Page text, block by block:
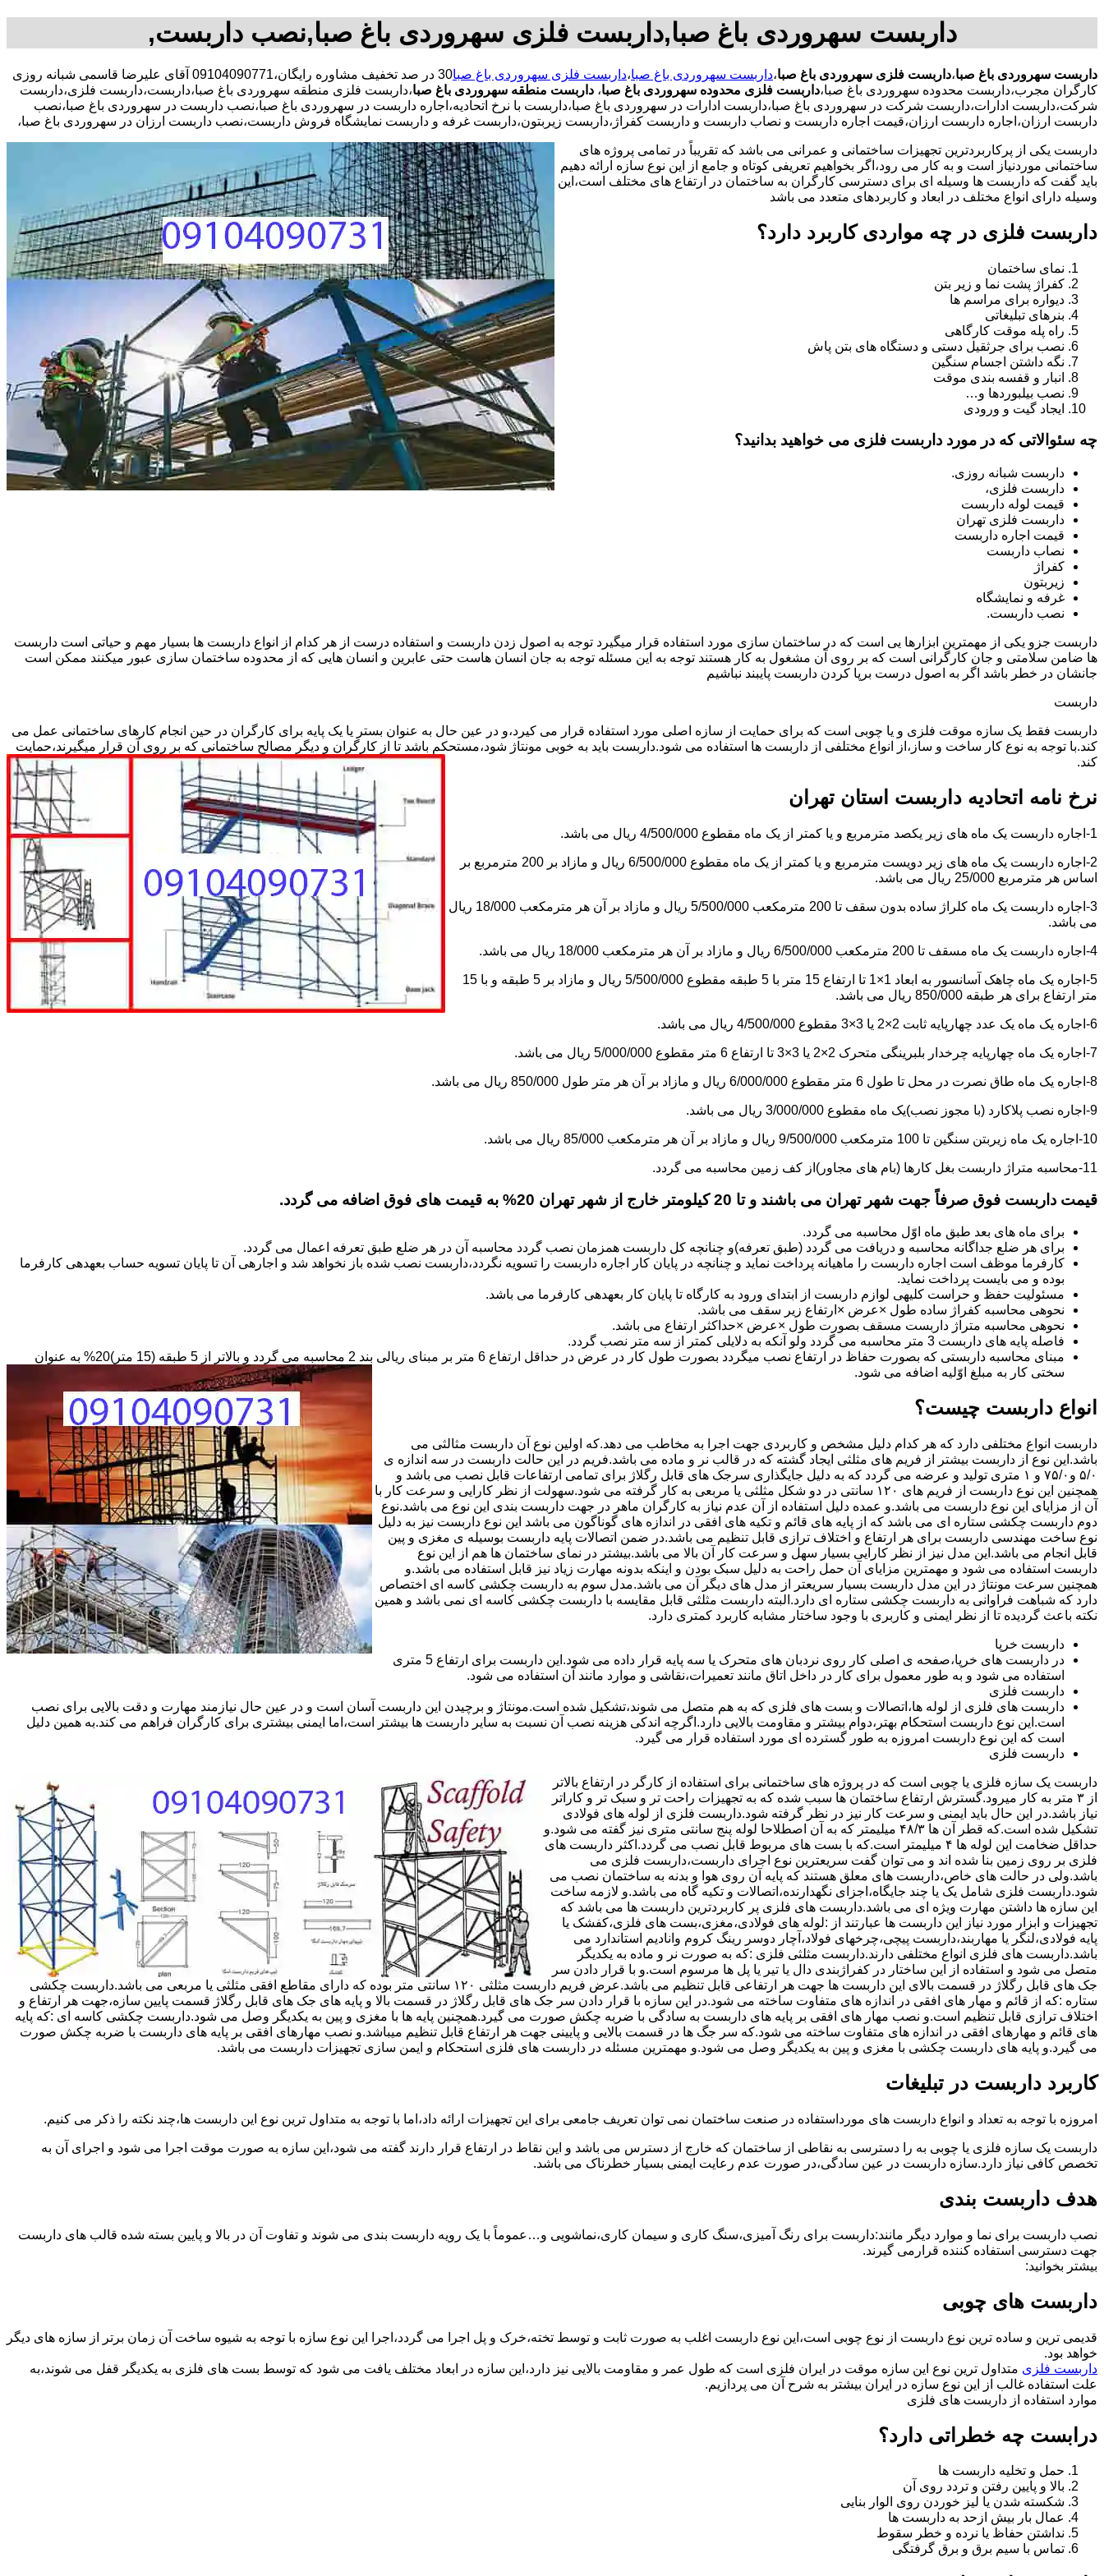
داربست سهروردی باغ صبا,داربست فلزی سهروردی باغ صبا,نصب داربست,
داربست سهروردی باغ صبا،داربست فلزی سهروردی باغ صبا،داربست سهروردی باغ صبا،داربست فلزی سهروردی باغ صبا
30 در صد تخفیف مشاوره رایگان،09104090771 آقای علیرضا قاسمی شبانه روزی
کارگران مجرب،داربست محدوده سهروردی باغ صبا،داربست فلزی محدوده سهروردی باغ صبا، داربست منطقه سهروردی باغ صبا،داربست فلزی منطقه سهروردی باغ صبا،داربست،داربست فلزی،داربست
شرکت،داربست ادارات،داربست شرکت در سهروردی باغ صبا،داربست ادارات در سهروردی باغ صبا،داربست با نرخ اتحادیه،اجاره داربست در سهروردی باغ صبا،نصب داربست در سهروردی باغ صبا،نصب
داربست ارزان،اجاره داربست ارزان،قیمت اجاره داربست و نصاب داربست و داربست کفراژ،داربست زیربتون،داربست غرفه و داربست نمایشگاه فروش داربست،نصب داربست ارزان در سهروردی باغ صبا،
داربست یکی از پرکاربردترین تجهیزات ساختمانی و عمرانی می باشد که تقریباً در تمامی پروژه های
ساختمانی موردنیاز است و به کار می رود،اگر بخواهیم تعریفی کوتاه و جامع از این نوع سازه ارائه دهیم
باید گفت که داربست ها وسیله ای برای دسترسی کارگران به ساختمان در ارتفاع های مختلف است،این
وسیله دارای انواع مختلف در ابعاد و کاربردهای متعدد می باشد
داربست فلزی در چه مواردی کاربرد دارد؟
نمای ساختمان
کفراژ پشت نما و زیر بتن
دیواره برای مراسم ها
بنرهای تبلیغاتی
راه پله موقت کارگاهی
نصب برای جرثقیل دستی و دستگاه های بتن پاش
نگه داشتن اجسام سنگین
انبار و قفسه بندی موقت
نصب بیلبوردها و…
ایجاد گیت و ورودی
چه سئوالاتی که در مورد داربست فلزی می خواهید بدانید؟
داربست شبانه روزی.
داربست فلزی،
قیمت لوله داربست
داربست فلزی تهران
قیمت اجاره داربست
نصاب داربست
کفراژ
زیربتون
غرفه و نمایشگاه
نصب داربست.
داربست جزو یکی از مهمترین ابزارها یی است که در ساختمان سازی مورد استفاده قرار میگیرد توجه به اصول زدن داربست و استفاده درست از هر کدام از انواع داربست ها بسیار مهم و حیاتی است داربست
ها ضامن سلامتی و جان کارگرانی است که بر روی آن مشغول به کار هستند توجه به این مسئله توجه به جان انسان هاست حتی عابرین و انسان هایی که از محدوده ساختمان سازی عبور میکنند ممکن است
جانشان در خطر باشد اگر به اصول درست برپا کردن داربست پایبند نباشیم
داربست
داربست فقط یک سازه موقت فلزی و یا چوبی است که برای حمایت از سازه اصلی مورد استفاده قرار می کیرد،و در عین حال به عنوان بستر یا یک پایه برای کارگران در حین انجام کارهای ساختمانی عمل می
کند.با توجه به نوع کار ساخت و ساز،از انواع مختلفی از داربست ها استفاده می شود.داربست باید به خوبی مونتاژ شود،مستحکم باشد تا از کارگران و دیگر مصالح ساختمانی که بر روی آن قرار میگیرند،حمایت
کند.
نرخ نامه اتحادیه داربست استان تهران
1-اجاره داربست یک ماه های زیر یکصد مترمربع و یا کمتر از یک ماه مقطوع 4/500/000 ریال می باشد.
2-اجاره داربست یک ماه های زیر دویست مترمربع و یا کمتر از یک ماه مقطوع 6/500/000 ریال و مازاد بر 200 مترمربع بر
اساس هر مترمربع 25/000 ریال می باشد.
3-اجاره داربست یک ماه کلراژ ساده بدون سقف تا 200 مترمکعب 5/500/000 ریال و مازاد بر آن هر مترمکعب 18/000 ریال
می باشد.
4-اجاره داربست یک ماه مسقف تا 200 مترمکعب 6/500/000 ریال و مازاد بر آن هر مترمکعب 18/000 ریال می باشد.
5-اجاره یک ماه چاهک آسانسور به ابعاد 1×1 تا ارتفاع 15 متر با 5 طبقه مقطوع 5/500/000 ریال و مازاد بر 5 طبقه و با 15
متر ارتفاع برای هر طبقه 850/000 ریال می باشد.
6-اجاره یک ماه یک عدد چهارپایه ثابت 2×2 یا 3×3 مقطوع 4/500/000 ریال می باشد.
7-اجاره یک ماه چهارپایه چرخدار بلبرینگی متحرک 2×2 یا 3×3 تا ارتفاع 6 متر مقطوع 5/000/000 ریال می باشد.
8-اجاره یک ماه طاق نصرت در محل تا طول 6 متر مقطوع 6/000/000 ریال و مازاد بر آن هر متر طول 850/000 ریال می باشد.
9-اجاره نصب پلاکارد (با مجوز نصب)یک ماه مقطوع 3/000/000 ریال می باشد.
10-اجاره یک ماه زیربتن سنگین تا 100 مترمکعب 9/500/000 ریال و مازاد بر آن هر مترمکعب 85/000 ریال می باشد.
11-محاسبه متراژ داربست بغل کارها (بام های مجاور)از کف زمین محاسبه می گردد.
قیمت داربست فوق صرفاً جهت شهر تهران می باشند و تا 20 کیلومتر خارج از شهر تهران 20% به قیمت های فوق اضافه می گردد.
برای ماه های بعد طبق ماه اوّل محاسبه می گردد.
برای هر ضلع جداگانه محاسبه و دریافت می گردد (طبق تعرفه)و چنانچه کل داربست همزمان نصب گردد محاسبه آن در هر ضلع طبق تعرفه اعمال می گردد.
کارفرما موظف است اجاره داربست را ماهیانه پرداخت نماید و چنانچه در پایان کار اجاره داربست را تسویه نگردد،داربست نصب شده باز نخواهد شد و اجاره­ی آن تا پایان تسویه حساب بعهده­ی کارفرما
بوده و می بایست پرداخت نماید.
مسئولیت حفظ و حراست کلیه­ی لوازم داربست از ابتدای ورود به کارگاه تا پایان کار بعهده­ی کارفرما می باشد.
نحوه­ی محاسبه کفراژ ساده طول ×عرض ×ارتفاع زیر سقف می باشد.
نحوه­ی محاسبه متراژ داربست مسقف بصورت طول ×عرض ×حداکثر ارتفاع می باشد.
فاصله پایه های داربست 3 متر محاسبه می گردد ولو آنکه به دلایلی کمتر از سه متر نصب گردد.
مبنای محاسبه داربستی که بصورت حفاظ در ارتفاع نصب می­گردد بصورت طول کار در عرض در حداقل ارتفاع 6 متر بر مبنای ریالی بند 2 محاسبه می گردد و بالاتر از 5 طبقه (15 متر)20% به عنوان
سختی کار به مبلغ اوّلیه اضافه می شود.
انواع داربست چیست؟
داربست انواع مختلفی دارد که هر کدام دلیل مشخص و کاربردی جهت اجرا به مخاطب می دهد.که اولین نوع آن داربست مثالثی می
باشد.این نوع از داربست بیشتر از فریم های مثلثی ایجاد گشته که در قالب نر و ماده می باشد.فریم در این حالت داربست در سه اندازه ی
۵/۰ و۷۵/۰ و ۱ متری تولید و عرضه می گردد که به دلیل جایگذاری سرجک های قابل رگلاژ برای تمامی ارتفاعات قابل نصب می باشد و
همچنین این نوع داربست از فریم های ۱۲۰ سانتی در دو شکل مثلثی یا مربعی به کار گرفته می شود.سهولت از نظر کارایی و سرعت کار با
آن از مزایای این نوع داربست می باشد.و عمده دلیل استفاده از آن عدم نیاز به کارگران ماهر در جهت داربست بندی این نوع می باشد.نوع
دوم داربست چکشی ستاره ای می باشد که از پایه های قائم و تکیه های افقی در اندازه های گوناگون می باشد این نوع داربست نیز به دلیل
نوع ساخت مهندسی داربست برای هر ارتفاع و اختلاف ترازی قابل تنظیم می باشد.در ضمن اتصالات پایه داربست بوسیله ی مغزی و پین
قابل انجام می باشد.این مدل نیز از نظر کارایی بسیار سهل و سرعت کار آن بالا می باشد.بیشتر در نمای ساختمان ها هم از این نوع
داربست استفاده می شود و مهمترین مزایای آن حمل راحت به دلیل سبک بودن و اینکه بدونه مهارت زیاد نیز قابل استفاده می باشد.و
همچنین سرعت مونتاژ در این مدل داربست بسیار سریعتر از مدل های دیگر آن می باشد.مدل سوم به داربست چکشی کاسه ای اختصاص
دارد که شباهت فراوانی به داربست چکشی ستاره ای دارد.البته داربست مثلثی قابل مقایسه با داربست چکشی کاسه ای نمی باشد و همین
نکته باعث گردیده تا از نظر ایمنی و کاربری با وجود ساختار مشابه کاربرد کمتری دارد.
داربست خرپا
در داربست های خرپا،صفحه ی اصلی کار روی نردبان های متحرک یا سه پایه قرار داده می شود.این داربست برای ارتفاع 5 متری
استفاده می شود و به طور معمول برای کار در داخل اتاق مانند تعمیرات،نقاشی و موارد مانند آن استفاده می شود.
داربست فلزی
داربست های فلزی از لوله ها،اتصالات و بست های فلزی که به هم متصل می شوند،تشکیل شده است.مونتاژ و برچیدن این داربست آسان است و در عین حال نیازمند مهارت و دقت بالایی برای نصب
است.این نوع داربست استحکام بهتر،دوام بیشتر و مقاومت بالایی دارد.اگرچه اندکی هزینه نصب آن نسبت به سایر داربست ها بیشتر است،اما ایمنی بیشتری برای کارگران فراهم می کند.به همین دلیل
است که این نوع داربست امروزه به طور گسترده ای مورد استفاده قرار می گیرد.
داربست فلزی
داربست یک سازه فلزی یا چوبی است که در پروژه های ساختمانی برای استفاده از کارگر در ارتفاع بالاتر
از ۳ متر به کار میرود.گسترش ارتفاع ساختمان ها سبب شده که به تجهیزات راحت تر و سبک تر و کاراتر
نیاز باشد.در این حال باید ایمنی و سرعت کار نیز در نظر گرفته شود.داربست فلزی از لوله های فولادی
تشکیل شده است.که قطر آن ها ۴۸/۳ میلیمتر که به آن اصطلاحا لوله پنج سانتی متری نیز گفته می شود.و
حداقل ضخامت این لوله ها ۴ میلیمتر است.که با بست های مربوط قابل نصب می گردد.اکثر داربست های
فلزی بر روی زمین بنا شده اند و می توان گفت سریعترین نوع اجرای داربست،داربست فلزی می
باشد.ولی در حالت های خاص،داربست های معلق هستند که پایه آن روی هوا و بدنه به ساختمان نصب می
شود.داربست فلزی شامل یک یا چند جایگاه،اجزای نگهدارنده،اتصالات و تکیه گاه می باشد.و لازمه ساخت
این سازه ها داشتن مهارت ویژه ای می باشد.داربست های فلزی پر کاربردترین داربست ها می باشد که
تجهیزات و ابزار مورد نیاز این داربست ها عبارتند از :لوله های فولادی،مغزی،بست های فلزی،کفشک یا
پایه فولادی،لنگر یا مهاربند،داربست پیچی،چرخهای فولاد،آچار دوسر رینگ کروم وانادیم استاندارد می
باشد.داربست های فلزی انواع مختلفی دارند.داربست مثلثی فلزی :که به صورت نر و ماده به یکدیگر
متصل می شود و استفاده از این ساختار در کفراژبندی دال یا تیر یا پل ها مرسوم است.و با قرار دادن سر
جک های قابل رگلاژ در قسمت بالای این داربست ها جهت هر ارتفاعی قابل تنظیم می باشد.عرض فریم داربست مثلثی ۱۲۰ سانتی متر بوده که دارای مقاطع افقی مثلثی یا مربعی می باشد.داربست چکشی
ستاره :که از قائم و مهار های افقی در اندازه های متفاوت ساخته می شود.در این سازه با قرار دادن سر جک های قابل رگلاژ در قسمت بالا و پایه های جک های قابل رگلاژ قسمت پایین سازه،جهت هر ارتفاع و
اختلاف ترازی قابل تنظیم است.و نصب مهار های افقی بر پایه های داربست به سادگی با ضربه چکش صورت می گیرد.همچنین پایه ها با مغزی و پین به یکدیگر وصل می شود.داربست چکشی کاسه ای :که پایه
های قائم و مهارهای افقی در اندازه های متفاوت ساخته می شود.که سر جگ ها در قسمت بالایی و پایینی جهت هر ارتفاع قابل تنظیم میباشد.و نصب مهارهای افقی بر پایه های داربست با ضربه چکش صورت
می گیرد.و پایه های داربست چکشی با مغزی و پین به یکدیگر وصل می شود.و مهمترین مسئله در داربست های فلزی استحکام و ایمن سازی تجهیزات داربست می باشد.
کاربرد داربست در تبلیغات
امروزه با توجه به تعداد و انواع داربست های مورداستفاده در صنعت ساختمان نمی توان تعریف جامعی برای این تجهیزات ارائه داد،اما با توجه به متداول ترین نوع این داربست ها،چند نکته را ذکر می کنیم.
داربست یک سازه فلزی یا چوبی به را دسترسی به نقاطی از ساختمان که خارج از دسترس می باشد و این نقاط در ارتفاع قرار دارند گفته می شود،این سازه به صورت موقت اجرا می شود و اجرای آن به
تخصص کافی نیاز دارد.سازه داربست در عین سادگی،در صورت عدم رعایت ایمنی بسیار خطرناک می باشد.
هدف داربست بندی
نصب داربست برای نما و موارد دیگر مانند:داربست برای رنگ آمیزی،سنگ کاری و سیمان کاری،نماشویی و…عموماً با یک رویه داربست بندی می شوند و تفاوت آن در بالا و پایین بسته شده قالب های داربست
جهت دسترسی استفاده کننده قرارمی گیرند.
بیشتر بخوانید:
داربست های چوبی
قدیمی ترین و ساده ترین نوع داربست از نوع چوبی است،این نوع داربست اغلب به صورت ثابت و توسط تخته،خرک و پل اجرا می گردد،اجرا این نوع سازه با توجه به شیوه ساخت آن زمان برتر از سازه های دیگر
خواهد بود.
داربست فلزی متداول ترین نوع این سازه موقت در ایران فلزی است که طول عمر و مقاومت بالایی نیز دارد،این سازه در ابعاد مختلف یافت می شود که توسط بست های فلزی به یکدیگر قفل می شوند،به
علت استفاده غالب از این نوع سازه در ایران بیشتر به شرح آن می پردازیم.
موارد استفاده از داربست های فلزی
درابست چه خطراتی دارد؟
حمل و تخلیه داربست ها
بالا و پایین رفتن و تردد روی آن
شکسته شدن یا لیز خوردن روی الوار بنایی
عمال بار بیش ازحد به داربست ها
نداشتن حفاظ یا نرده و خطر سقوط
تماس با سیم برق و برق گرفتگی